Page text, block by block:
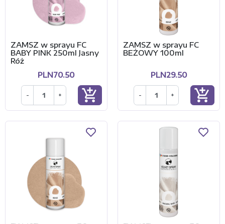
ZAMSZ w sprayu FC
BABY PINK 250ml Jasny
Róż
PLN70.50
- + add_shopping_cart
ZAMSZ w sprayu FC
BEŻOWY 100ml
PLN29.50
- + add_shopping_cart